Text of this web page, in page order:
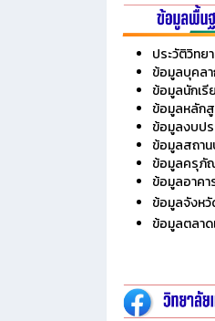
การเพิ่มรา
การเชื่อมต่
การใช้งาน
นักเรียน
ประวัติวิทย
ข้อมูลบุคล
ข้อมูลนักเรี
ข้อมูลหลักสู
ข้อมูลงบป
ข้อมูลสถา
ข้อมูลตลาด